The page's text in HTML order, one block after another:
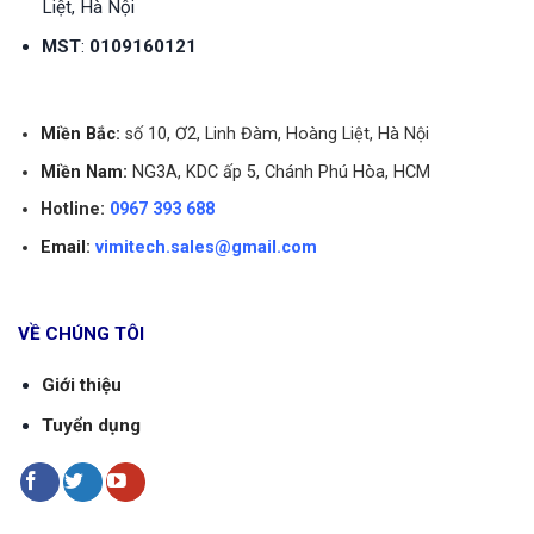
chất lượng sản phẩm. Vimitech cam kết cung cấp
các sản phẩm chính hãng, được nhập khẩu trực
tiếp. Các sản phẩm đều được bảo hành 1 năm, lỗi
đổi mới.
Liệt, Hà Nội
MST: 0109160121
Miền Bắc: số 10, Ơ2, Linh Đàm, Hoàng Liệt, Hà Nội
Miền Nam: NG3A, KDC ấp 5, Chánh Phú Hòa, HCM
Hotline: 0967 393 688
Email: vimitech.sales@gmail.com
VỀ CHÚNG TÔI
Giới thiệu
Tuyển dụng